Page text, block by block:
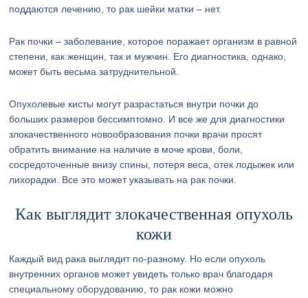
поддаются лечению, то рак шейки матки – нет.
Рак почки – заболевание, которое поражает организм в равной
степени, как женщин, так и мужчин. Его диагностика, однако,
может быть весьма затруднительной.
Опухолевые кисты могут разрастаться внутри почки до
больших размеров бессимптомно. И все же для диагностики
злокачественного новообразования почки врачи просят
обратить внимание на наличие в моче крови, боли,
сосредоточенные внизу спины, потеря веса, отек лодыжек или
лихорадки. Все это может указывать на рак почки.
Как выглядит злокачественная опухоль
кожи
Каждый вид рака выглядит по-разному. Но если опухоль
внутренних органов может увидеть только врач благодаря
специальному оборудованию, то рак кожи можно